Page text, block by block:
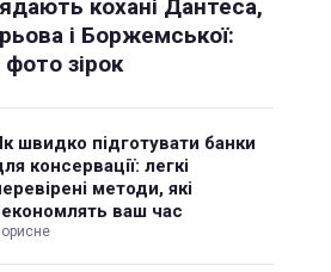
кохані Дантеса,
і Боржемської:
фото зірок
швидко підготувати банки
консервації: легкі
методи, які
ваш час